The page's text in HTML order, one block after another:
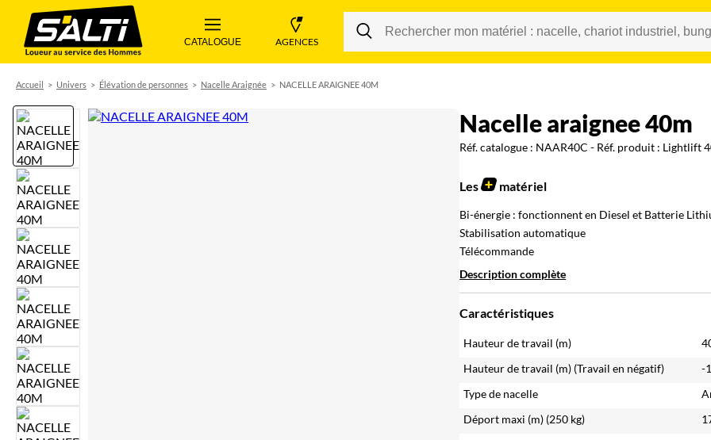
CATALOGUE AGENCES
Accueil Univers Élévation de personnes Nacelle Araignée NACELLE ARAIGNEE 40M
nacelle araignee 40m
Réf. catalogue : NAAR40C - Réf. produit : Lightlift
Les matériel
Bi-énergie : fonctionnent en Diesel et Batterie
Stabilisation automatique
Télécommande
Description complète
Caractéristiques
Hauteur de travail (m)
Hauteur de travail (m) (Travail en négatif) -
Type de nacelle
Déport maxi (m) (250 kg)